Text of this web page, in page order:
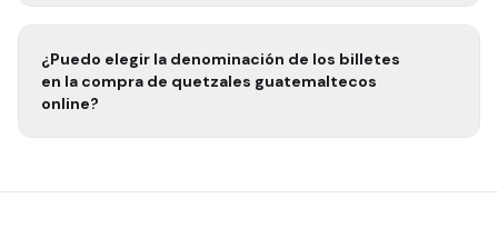
¿Puedo elegir la denominación de los billetes
en la compra de quetzales guatemaltecos
online?